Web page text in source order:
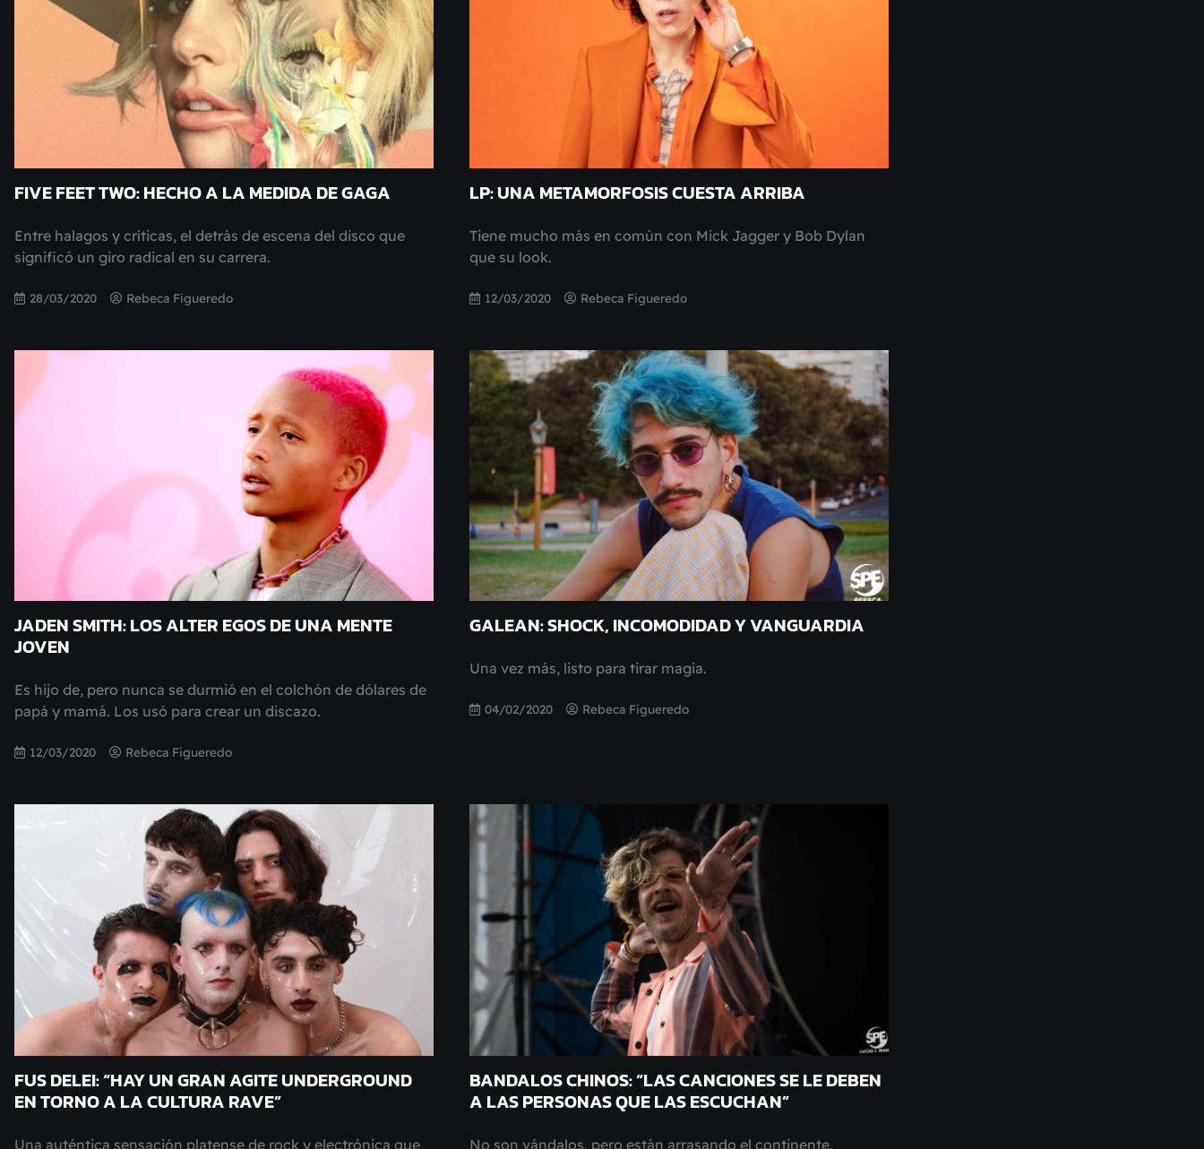
FIVE FEET TWO: HECHO A LA MEDIDA DE GAGA
Entre halagos y críticas, el detrás de escena del disco que
significó un giro radical en su carrera.
28/03/2020 Rebeca Figueredo
LP: UNA METAMORFOSIS CUESTA ARRIBA
Tiene mucho más en común con Mick Jagger y Bob Dylan
que su look.
12/03/2020 Rebeca Figueredo
JADEN SMITH: LOS ALTER EGOS DE UNA MENTE
JOVEN
Es hijo de, pero nunca se durmió en el colchón de dólares de
papá y mamá. Los usó para crear un discazo.
12/03/2020 Rebeca Figueredo
GALEAN: SHOCK, INCOMODIDAD Y VANGUARDIA
Una vez más, listo para tirar magia.
04/02/2020 Rebeca Figueredo
FUS DELEI: “HAY UN GRAN AGITE UNDERGROUND
EN TORNO A LA CULTURA RAVE”
Una auténtica sensación platense de rock y electrónica que
BANDALOS CHINOS: “LAS CANCIONES SE LE DEBEN
A LAS PERSONAS QUE LAS ESCUCHAN”
No son vándalos, pero están arrasando el continente.